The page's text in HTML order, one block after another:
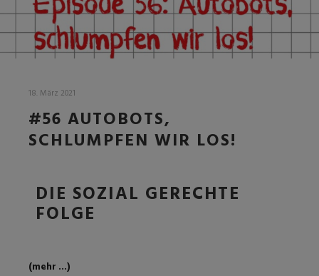
18. März 2021
#56 AUTOBOTS,
SCHLUMPFEN WIR LOS!
DIE SOZIAL GERECHTE
FOLGE
(mehr …)